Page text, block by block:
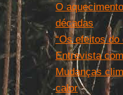
O
décadas
“Os efeitos
Entrevista
Mudanças
calor